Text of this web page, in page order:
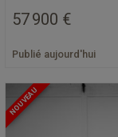
57 900 €
Publié aujourd'hui
NOUVEAU